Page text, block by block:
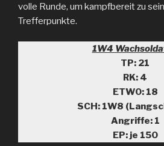
volle Runde, um kampfbereit zu
Trefferpunkte.
1W4
TP: 21
RK: 4
ETW0: 18
SCH: 1W8
Angriffe: 1
EP: je 150